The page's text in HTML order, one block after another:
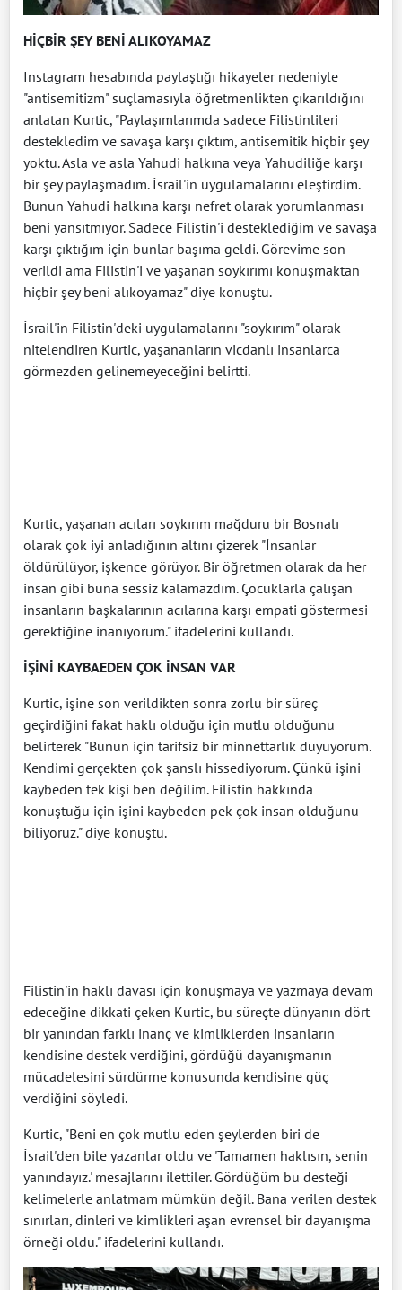
HİÇBİR ŞEY BENİ ALIKOYAMAZ
Instagram hesabında paylaştığı hikayeler nedeniyle
"antisemitizm" suçlamasıyla öğretmenlikten çıkarıldığını
anlatan Kurtic, "Paylaşımlarımda sadece Filistinlileri
destekledim ve savaşa karşı çıktım, antisemitik hiçbir şey
yoktu. Asla ve asla Yahudi halkına veya Yahudiliğe karşı
bir şey paylaşmadım. İsrail'in uygulamalarını eleştirdim.
Bunun Yahudi halkına karşı nefret olarak yorumlanması
beni yansıtmıyor. Sadece Filistin'i desteklediğim ve savaşa
karşı çıktığım için bunlar başıma geldi. Görevime son
verildi ama Filistin'i ve yaşanan soykırımı konuşmaktan
hiçbir şey beni alıkoyamaz" diye konuştu.
İsrail'in Filistin'deki uygulamalarını "soykırım" olarak
nitelendiren Kurtic, yaşananların vicdanlı insanlarca
görmezden gelinemeyeceğini belirtti.
Kurtic, yaşanan acıları soykırım mağduru bir Bosnalı
olarak çok iyi anladığının altını çizerek "İnsanlar
öldürülüyor, işkence görüyor. Bir öğretmen olarak da her
insan gibi buna sessiz kalamazdım. Çocuklarla çalışan
insanların başkalarının acılarına karşı empati göstermesi
gerektiğine inanıyorum." ifadelerini kullandı.
İŞİNİ KAYBAEDEN ÇOK İNSAN VAR
Kurtic, işine son verildikten sonra zorlu bir süreç
geçirdiğini fakat haklı olduğu için mutlu olduğunu
belirterek "Bunun için tarifsiz bir minnettarlık duyuyorum.
Kendimi gerçekten çok şanslı hissediyorum. Çünkü işini
kaybeden tek kişi ben değilim. Filistin hakkında
konuştuğu için işini kaybeden pek çok insan olduğunu
biliyoruz." diye konuştu.
Filistin'in haklı davası için konuşmaya ve yazmaya devam
edeceğine dikkati çeken Kurtic, bu süreçte dünyanın dört
bir yanından farklı inanç ve kimliklerden insanların
kendisine destek verdiğini, gördüğü dayanışmanın
mücadelesini sürdürme konusunda kendisine güç
verdiğini söyledi.
Kurtic, "Beni en çok mutlu eden şeylerden biri de
İsrail'den bile yazanlar oldu ve 'Tamamen haklısın, senin
yanındayız.' mesajlarını ilettiler. Gördüğüm bu desteği
kelimelerle anlatmam mümkün değil. Bana verilen destek
sınırları, dinleri ve kimlikleri aşan evrensel bir dayanışma
örneği oldu." ifadelerini kullandı.